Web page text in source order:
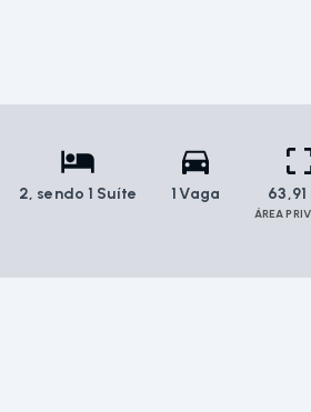
2, sendo 1 Suíte 1 Vaga 63,91
ÁREA